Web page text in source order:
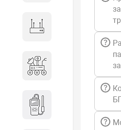
Сетевое
оборудование